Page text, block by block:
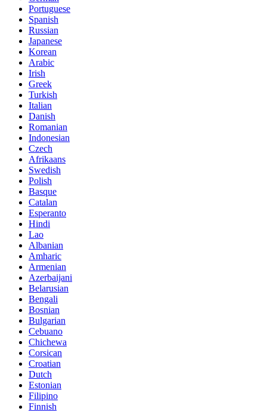
Portuguese
Spanish
Russian
Japanese
Korean
Arabic
Irish
Greek
Turkish
Italian
Danish
Romanian
Indonesian
Czech
Afrikaans
Swedish
Polish
Basque
Catalan
Esperanto
Hindi
Lao
Albanian
Amharic
Armenian
Azerbaijani
Belarusian
Bengali
Bosnian
Bulgarian
Cebuano
Chichewa
Corsican
Croatian
Dutch
Estonian
Filipino
Finnish